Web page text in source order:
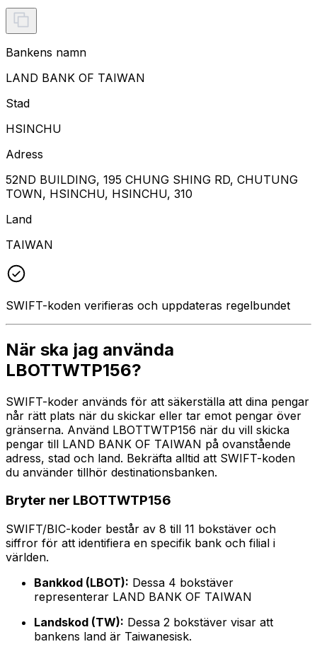
Bankens namn
LAND BANK OF TAIWAN
Stad
HSINCHU
Adress
52ND BUILDING, 195 CHUNG SHING RD, CHUTUNG
TOWN, HSINCHU, HSINCHU, 310
Land
TAIWAN
SWIFT-koden verifieras och uppdateras regelbundet
När ska jag använda
LBOTTWTP156?
SWIFT-koder används för att säkerställa att dina pengar
når rätt plats när du skickar eller tar emot pengar över
gränserna. Använd LBOTTWTP156 när du vill skicka
pengar till LAND BANK OF TAIWAN på ovanstående
adress, stad och land. Bekräfta alltid att SWIFT-koden
du använder tillhör destinationsbanken.
Bryter ner LBOTTWTP156
SWIFT/BIC-koder består av 8 till 11 bokstäver och
siffror för att identifiera en specifik bank och filial i
världen.
Bankkod (LBOT): Dessa 4 bokstäver
representerar LAND BANK OF TAIWAN
Landskod (TW): Dessa 2 bokstäver visar att
bankens land är Taiwanesisk.